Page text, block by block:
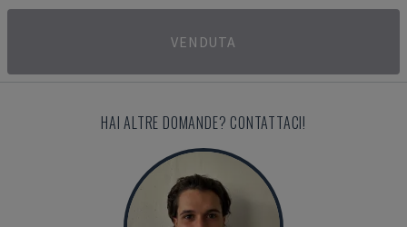
VENDUTA
HAI ALTRE DOMANDE? CONTATTACI!